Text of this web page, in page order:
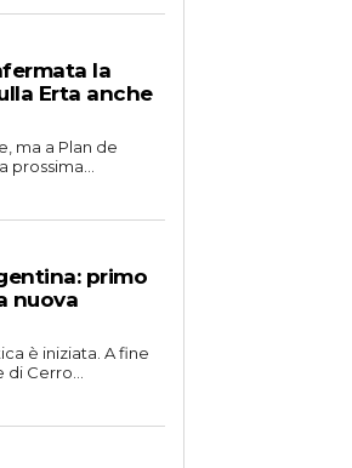
la
Erta anche
ma a Plan de
primo
nuova
è iniziata. A fine
Cerro...